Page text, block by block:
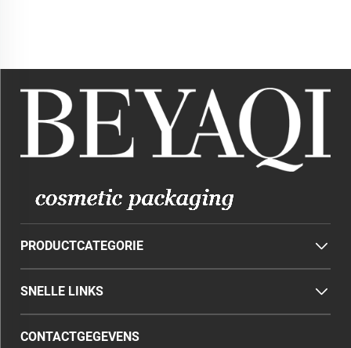
PRODUCTCATEGORIE
SNELLE LINKS
CONTACTGEGEVENS